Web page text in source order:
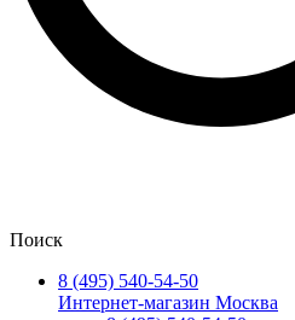
Поиск
8 (495) 540-54-50
Интернет-магазин Москва